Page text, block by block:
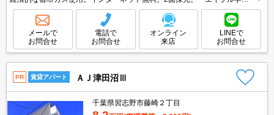
割」で仲介手数料家賃の0.55ヶ月分より10％ＯＦＦ。魅力的な賃料。退去
時の清掃費実費。仲介手数料家賃の0.55ヵ月分。
メールで
お問合せ
電話で
お問合せ
オンライン
来店
LINEで
お問合せ
PR 賃貸アパート ＡＪ津田沼Ⅲ
千葉県習志野市藤崎２丁目